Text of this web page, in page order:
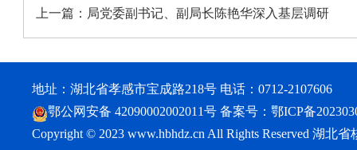
上一篇： 局党委副书记、副局长陈艳华深入基层调研
地址：湖北省孝感市宝成路218号 电话：0712-2107606
鄂公网安备 42090002002011号 备案号： 鄂ICP备
Copyright © 2023 www.hbhdz.cn All Rights Reserved 湖北